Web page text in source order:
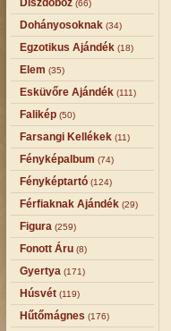
Díszdoboz (66)
Dohányosoknak (34)
Egzotikus Ajándék (18)
Elem (35)
Esküvőre Ajándék (111)
Falikép (50)
Farsangi Kellékek (11)
Fényképalbum (74)
Fényképtartó (124)
Férfiaknak Ajándék (29)
Figura (259)
Fonott Áru (8)
Gyertya (171)
Húsvét (119)
Hűtőmágnes (176)